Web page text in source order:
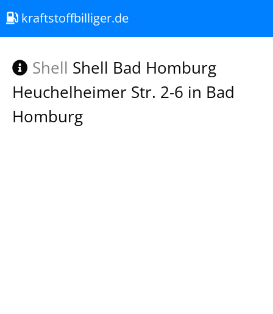
kraftstoffbilliger.de
Shell Shell Bad Homburg
Heuchelheimer Str. 2-6 in Bad
Homburg